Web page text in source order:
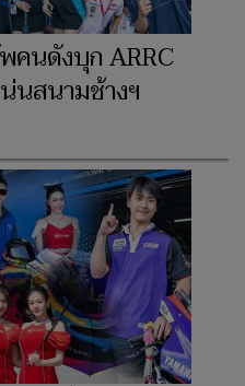
คนดังบุก ARRC
นสนามช้างฯ